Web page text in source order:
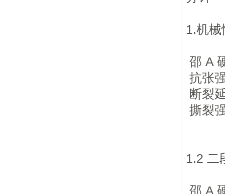
1.机
邵
抗
断
撕
1.2
邵